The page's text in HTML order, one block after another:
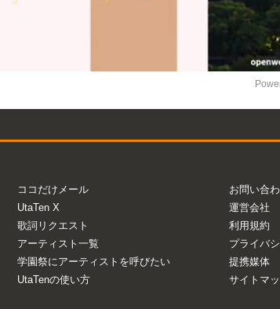
ココだけメール
UtaTen X
歌詞リクエスト
アーティスト一覧
学園祭にアーティストを呼びたい
UtaTenの使い方
お問い合
運営会社
利用規約
プライバ
提携媒体
サイトマ